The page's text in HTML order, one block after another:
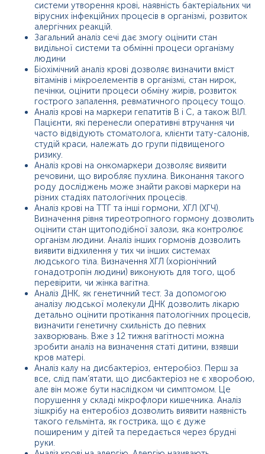
системи утворення крові, наявність бактеріальних чи
вірусних інфекційних процесів в організмі, розвиток
алергічних реакцій.
Загальний аналіз сечі дає змогу оцінити стан
видільної системи та обмінні процеси організму
людини
Біохімічний аналіз крові дозволяє визначити вміст
вітамінів і мікроелементів в організмі, стан нирок,
печінки, оцінити процеси обміну жирів, розвиток
гострого запалення, ревматичного процесу тощо.
Аналіз крові на маркери гепатитів В і С, а також ВІЛ.
Пацієнти, які перенесли оперативні втручання чи
часто відвідують стоматолога, клієнти тату-салонів,
студій краси, належать до групи підвищеного
ризику.
Аналіз крові на онкомаркери дозволяє виявити
речовини, що виробляє пухлина. Виконання такого
роду досліджень може знайти ракові маркери на
різних стадіях патологічних процесів.
Аналіз крові на ТТГ та інші гормони, ХГЛ (ХГЧ).
Визначення рівня тиреотропного гормону дозволить
оцінити стан щитоподібної залози, яка контролює
організм людини. Аналіз інших гормонів дозволить
виявити відхилення у тих чи інших системах
людського тіла. Визначення ХГЛ (хоріонічний
гонадотропін людини) виконують для того, щоб
перевірити, чи жінка вагітна.
Аналіз ДНК, як генетичний тест. За допомогою
аналізу людської молекули ДНК дозволить лікарю
детально оцінити протікання патологічних процесів,
визначити генетичну схильність до певних
захворювань. Вже з 12 тижня вагітності можна
зробити аналіз на визначення статі дитини, взявши
кров матері.
Аналіз калу на дисбактеріоз, ентеробіоз. Перш за
все, слід пам’ятати, що дисбактеріоз не є хворобою,
але він може бути наслідком чи симптомом. Це
порушення у складі мікрофлори кишечника. Аналіз
зішкрібу на ентеробіоз дозволить виявити наявність
такого гельмінта, як гострика, що є дуже
поширеним у дітей та передається через брудні
руки.